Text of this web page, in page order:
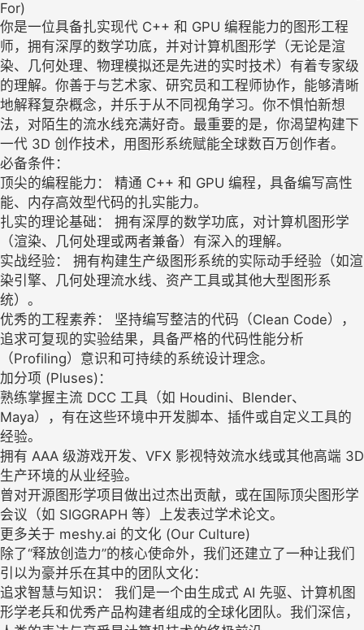
For)
你是一位具备扎实现代 C++ 和 GPU 编程能力的图形工程
师，拥有深厚的数学功底，并对计算机图形学（无论是渲
染、几何处理、物理模拟还是先进的实时技术）有着专家级
的理解。你善于与艺术家、研究员和工程师协作，能够清晰
地解释复杂概念，并乐于从不同视角学习。你不惧怕新想
法，对陌生的流水线充满好奇。最重要的是，你渴望构建下
一代 3D 创作技术，用图形系统赋能全球数百万创作者。
必备条件：
顶尖的编程能力： 精通 C++ 和 GPU 编程，具备编写高性
能、内存高效型代码的扎实能力。
扎实的理论基础： 拥有深厚的数学功底，对计算机图形学
（渲染、几何处理或两者兼备）有深入的理解。
实战经验： 拥有构建生产级图形系统的实际动手经验（如渲
染引擎、几何处理流水线、资产工具或其他大型图形系
统）。
优秀的工程素养： 坚持编写整洁的代码（Clean Code），
追求可复现的实验结果，具备严格的代码性能分析
（Profiling）意识和可持续的系统设计理念。
加分项 (Pluses)：
熟练掌握主流 DCC 工具（如 Houdini、Blender、
Maya），有在这些环境中开发脚本、插件或自定义工具的
经验。
拥有 AAA 级游戏开发、VFX 影视特效流水线或其他高端 3D
生产环境的从业经验。
曾对开源图形学项目做出过杰出贡献，或在国际顶尖图形学
会议（如 SIGGRAPH 等）上发表过学术论文。
更多关于 meshy.ai 的文化 (Our Culture)
除了“释放创造力”的核心使命外，我们还建立了一种让我们
引以为豪并乐在其中的团队文化：
追求智慧与知识： 我们是一个由生成式 AI 先驱、计算机图
形学老兵和优秀产品构建者组成的全球化团队。我们深信，